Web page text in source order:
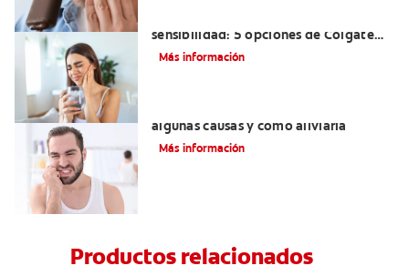
sensibilidad: 5 opciones de Colgate
para ti
Más información
algunas causas y cómo aliviarla
Más información
Productos relacionados